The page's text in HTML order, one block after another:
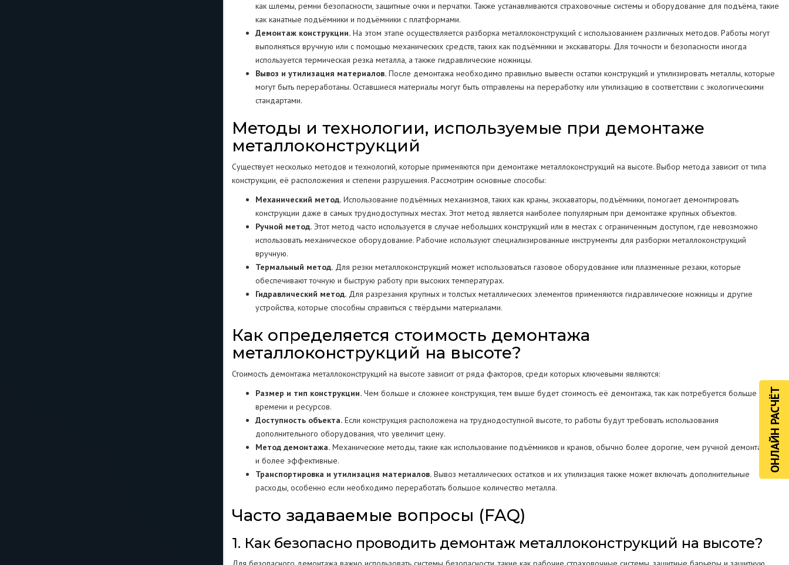
ОНЛАЙН РАСЧЁТ
как шлемы, ремни безопасности, защитные очки и перчатки. Также устанавливаются страховочные системы и оборудование для подъёма, такие
как канатные подъёмники и подъёмники с платформами.
Демонтаж конструкции. На этом этапе осуществляется разборка металлоконструкций с использованием различных методов. Работы могут
выполняться вручную или с помощью механических средств, таких как подъёмники и экскаваторы. Для точности и безопасности иногда
используется термическая резка металла, а также гидравлические ножницы.
Вывоз и утилизация материалов. После демонтажа необходимо правильно вывести остатки конструкций и утилизировать металлы, которые
могут быть переработаны. Оставшиеся материалы могут быть отправлены на переработку или утилизацию в соответствии с экологическими
стандартами.
Методы и технологии, используемые при демонтаже
металлоконструкций
Существует несколько методов и технологий, которые применяются при демонтаже металлоконструкций на высоте. Выбор метода зависит от типа
конструкции, её расположения и степени разрушения. Рассмотрим основные способы:
Механический метод. Использование подъёмных механизмов, таких как краны, экскаваторы, подъёмники, помогает демонтировать
конструкции даже в самых труднодоступных местах. Этот метод является наиболее популярным при демонтаже крупных объектов.
Ручной метод. Этот метод часто используется в случае небольших конструкций или в местах с ограниченным доступом, где невозможно
использовать механическое оборудование. Рабочие используют специализированные инструменты для разборки металлоконструкций
вручную.
Термальный метод. Для резки металлоконструкций может использоваться газовое оборудование или плазменные резаки, которые
обеспечивают точную и быструю работу при высоких температурах.
Гидравлический метод. Для разрезания крупных и толстых металлических элементов применяются гидравлические ножницы и другие
устройства, которые способны справиться с твёрдыми материалами.
Как определяется стоимость демонтажа
металлоконструкций на высоте?
Стоимость демонтажа металлоконструкций на высоте зависит от ряда факторов, среди которых ключевыми являются:
Размер и тип конструкции. Чем больше и сложнее конструкция, тем выше будет стоимость её демонтажа, так как потребуется больше
времени и ресурсов.
Доступность объекта. Если конструкция расположена на труднодоступной высоте, то работы будут требовать использования
дополнительного оборудования, что увеличит цену.
Метод демонтажа. Механические методы, такие как использование подъёмников и кранов, обычно более дорогие, чем ручной демонтаж, но
и более эффективные.
Транспортировка и утилизация материалов. Вывоз металлических остатков и их утилизация также может включать дополнительные
расходы, особенно если необходимо переработать большое количество металла.
Часто задаваемые вопросы (FAQ)
1. Как безопасно проводить демонтаж металлоконструкций на высоте?